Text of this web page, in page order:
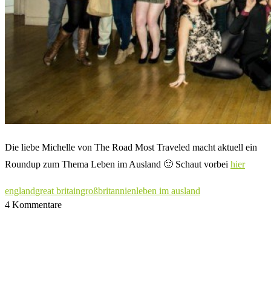
Die liebe Michelle von The Road Most Traveled macht aktuell ein
Roundup zum Thema Leben im Ausland 🙂 Schaut vorbei hier
englandgreat britaingroßbritannienleben im ausland
4 Kommentare